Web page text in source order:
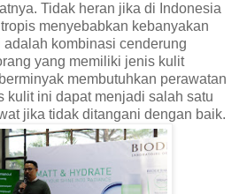
Tidak heran jika di Indonesia
menyebabkan kebanyakan
kombinasi cenderung
yang memiliki jenis kulit
membutuhkan perawatan
kulit ini dapat menjadi salah satu
jika tidak ditangani dengan baik.